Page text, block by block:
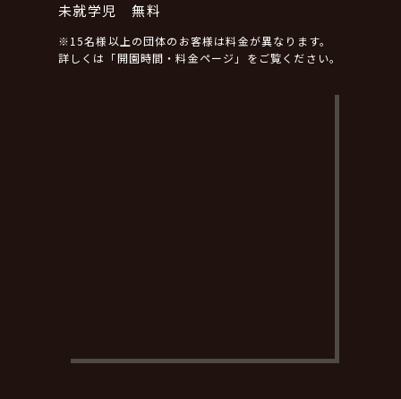
未就学児 無料
※15名様以上の団体のお客様は料金が異なります。
詳しくは「開園時間・料金ページ」をご覧ください。